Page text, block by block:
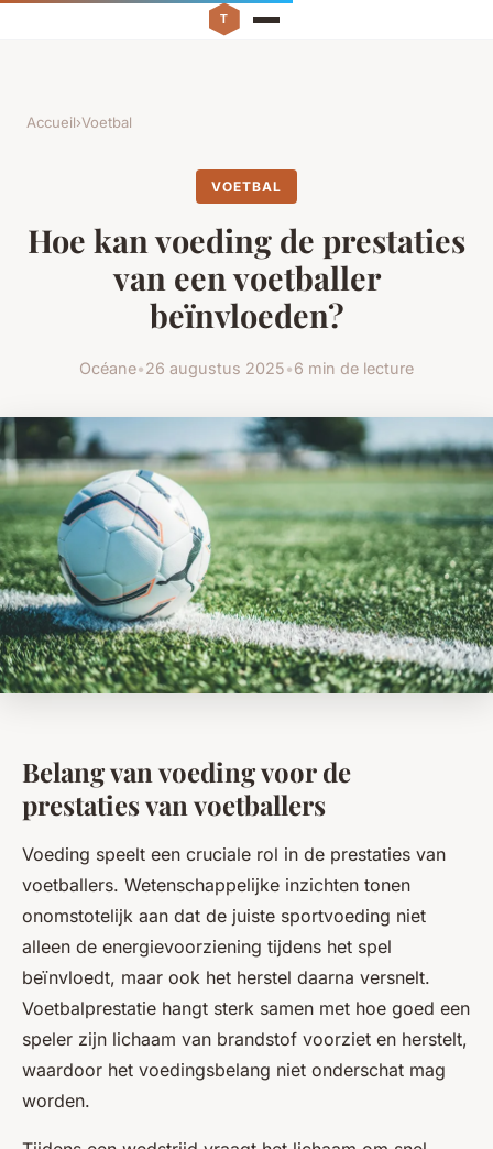
Accueil›Voetbal
VOETBAL
Hoe kan voeding de prestaties
van een voetballer
beïnvloeden?
Océane•26 augustus 2025•6 min de lecture
Belang van voeding voor de
prestaties van voetballers
Voeding speelt een cruciale rol in de prestaties van
voetballers. Wetenschappelijke inzichten tonen
onomstotelijk aan dat de juiste sportvoeding niet
alleen de energievoorziening tijdens het spel
beïnvloedt, maar ook het herstel daarna versnelt.
Voetbalprestatie hangt sterk samen met hoe goed een
speler zijn lichaam van brandstof voorziet en herstelt,
waardoor het voedingsbelang niet onderschat mag
worden.